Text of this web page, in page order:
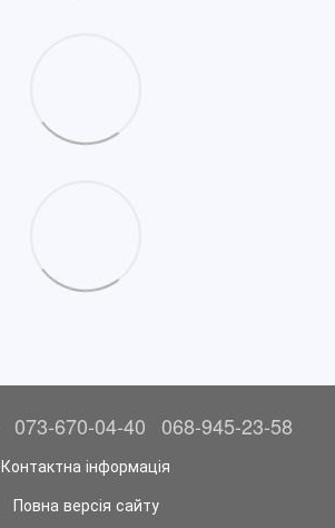
073-670-04-40 068-945-23-58
Контактна інформація
Повна версія сайту